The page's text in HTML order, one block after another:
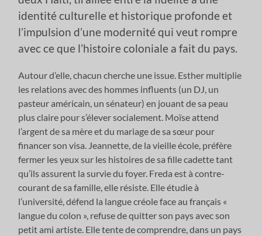
identité culturelle et historique profonde et
l’impulsion d’une modernité qui veut rompre
avec ce que l’histoire coloniale a fait du pays.
Autour d’elle, chacun cherche une issue. Esther multiplie
les relations avec des hommes influents (un DJ, un
pasteur américain, un sénateur) en jouant de sa peau
plus claire pour s’élever socialement. Moïse attend
l’argent de sa mère et du mariage de sa sœur pour
financer son visa. Jeannette, de la vieille école, préfère
fermer les yeux sur les histoires de sa fille cadette tant
qu’ils assurent la survie du foyer. Freda est à contre-
courant de sa famille, elle résiste. Elle étudie à
l’université, défend la langue créole face au français «
langue du colon », refuse de quitter son pays avec son
petit ami artiste. Elle tente de comprendre, dans un pays